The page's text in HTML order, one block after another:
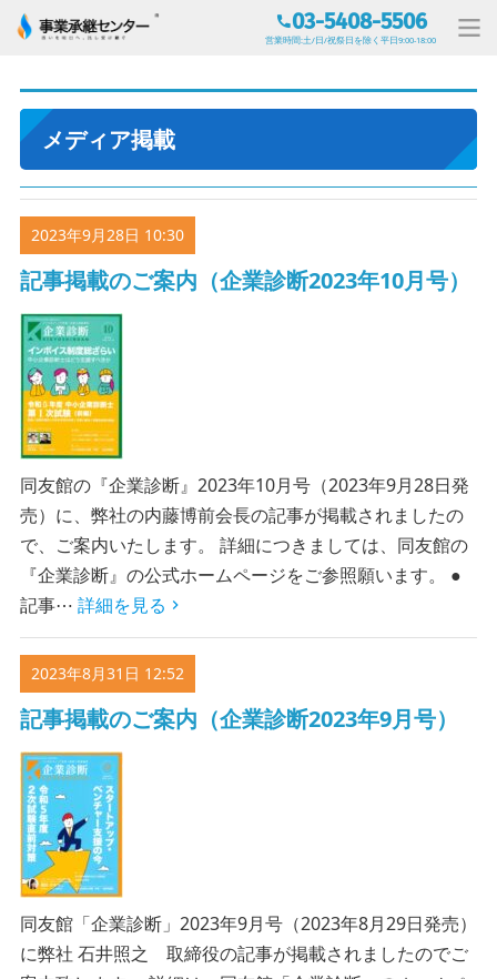
03-5408-5506
営業時間:土/日/祝祭日を除く平日9:00-18:00
メディア掲載
2023年9月28日 10:30
記事掲載のご案内（企業診断2023年10月号）
同友館の『企業診断』2023年10月号（2023年9月28日発
売）に、弊社の内藤博前会長の記事が掲載されましたの
で、ご案内いたします。 詳細につきましては、同友館の
『企業診断』の公式ホームページをご参照願います。 ●
記事⋯ 詳細を見る
2023年8月31日 12:52
記事掲載のご案内（企業診断2023年9月号）
同友館「企業診断」2023年9月号（2023年8月29日発売）
に弊社 石井照之 取締役の記事が掲載されましたのでご